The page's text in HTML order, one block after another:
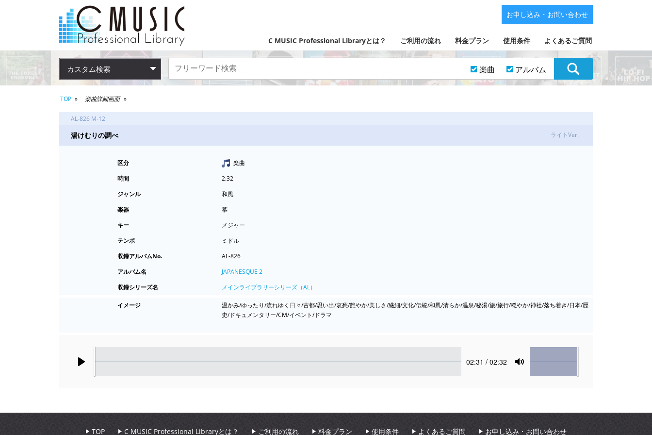
C MUSIC Professional Libraryとは？ ご利用の流れ 料金プラン 使用条件 よくあるご質問
お申し込み・お問い合わせ
カスタム検索 楽曲 アルバム
TOP 楽曲詳細画面
AL-826 M-12
湯けむりの調べ ライトVer.
区分
楽曲
時間
2:32
ジャンル
和風
楽器
箏
キー
メジャー
テンポ
ミドル
収録アルバムNo.
AL-826
アルバム名
JAPANESQUE 2
収録シリーズ名
メインライブラリーシリーズ（AL）
イメージ
温かみ/ゆったり/流れゆく日々/古都/思い出/哀愁/艶やか/美しさ/繊細/文化/伝統/和風/清らか/温泉/秘湯/旅/旅行/穏やか/神社/落ち着き/日本/歴
史/ドキュメンタリー/CM/イベント/ドラマ
Current
02:31 / 02:32
Mute
Volume
TOP C MUSIC Professional Libraryとは？ ご利用の流れ 料金プラン 使用条件 よくあるご質問 お申し込み・お問い合わせ